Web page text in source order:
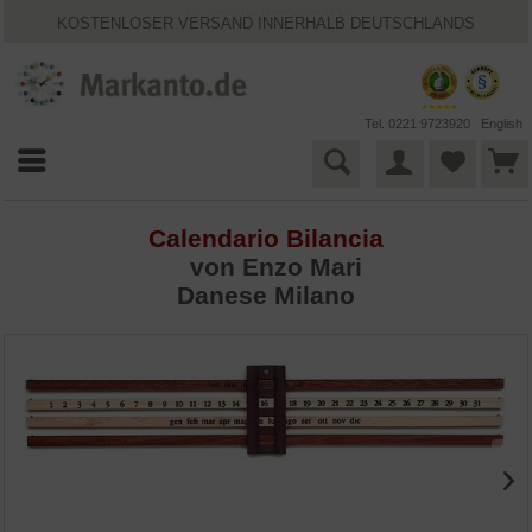
KOSTENLOSER VERSAND INNERHALB DEUTSCHLANDS
BESTPRICE-GARANTIE
Tel. 0221 9723920 English
Calendario Bilancia
von Enzo Mari
Danese Milano